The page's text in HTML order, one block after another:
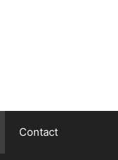
Contact